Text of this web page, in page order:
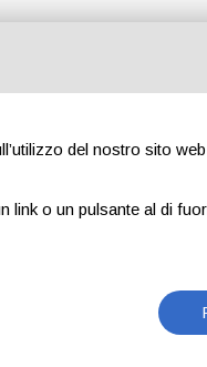
del nostro sito
link o un pulsante al di